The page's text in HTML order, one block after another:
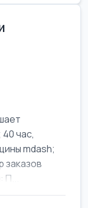
час,
mdash;
заказов